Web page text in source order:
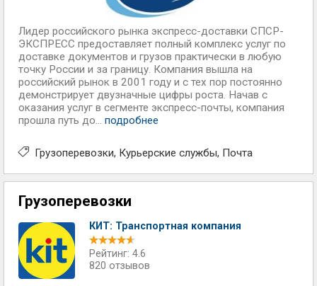
Лидер российского рынка экспресс-доставки СПСР-
ЭКСПРЕСС предоставляет полный комплекс услуг по
доставке документов и грузов практически в любую
точку России и за границу. Компания вышла на
российский рынок в 2001 году и с тех пор постоянно
демонстрирует двузначные цифры роста. Начав с
оказания услуг в сегменте экспресс-почты, компания
прошла путь до... подробнее
Грузоперевозки Курьерские службы Почта
Грузоперевозки
КИТ: Транспортная компания
Рейтинг: 4.6
820 отзывов